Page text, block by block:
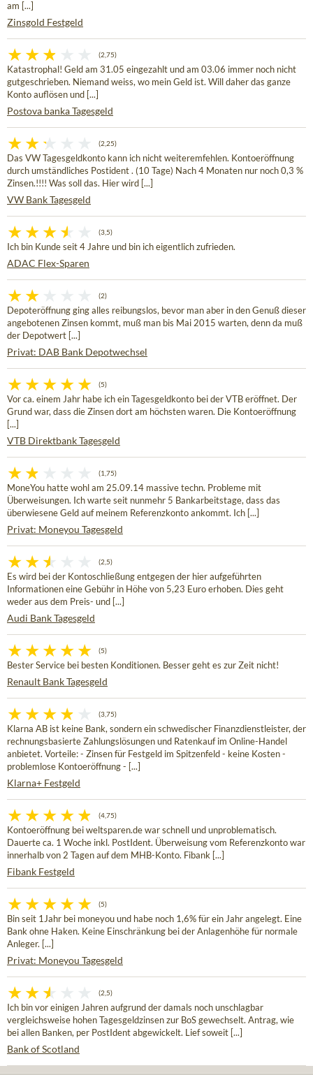
am [...]
Zinsgold Festgeld
(2,75)
Katastrophal! Geld am 31.05 eingezahlt und am 03.06 immer noch nicht
gutgeschrieben. Niemand weiss, wo mein Geld ist. Will daher das ganze
Konto auflösen und [...]
Postova banka Tagesgeld
(2,25)
Das VW Tagesgeldkonto kann ich nicht weiteremfehlen. Kontoeröffnung
durch umständliches Postident . (10 Tage) Nach 4 Monaten nur noch 0,3 %
Zinsen.!!!! Was soll das. Hier wird [...]
VW Bank Tagesgeld
(3,5)
Ich bin Kunde seit 4 Jahre und bin ich eigentlich zufrieden.
ADAC Flex-Sparen
(2)
Depoteröffnung ging alles reibungslos, bevor man aber in den Genuß dieser
angebotenen Zinsen kommt, muß man bis Mai 2015 warten, denn da muß
der Depotwert [...]
Privat: DAB Bank Depotwechsel
(5)
Vor ca. einem Jahr habe ich ein Tagesgeldkonto bei der VTB eröffnet. Der
Grund war, dass die Zinsen dort am höchsten waren. Die Kontoeröffnung
[...]
VTB Direktbank Tagesgeld
(1,75)
MoneYou hatte wohl am 25.09.14 massive techn. Probleme mit
Überweisungen. Ich warte seit nunmehr 5 Bankarbeitstage, dass das
überwiesene Geld auf meinem Referenzkonto ankommt. Ich [...]
Privat: Moneyou Tagesgeld
(2,5)
Es wird bei der Kontoschließung entgegen der hier aufgeführten
Informationen eine Gebühr in Höhe von 5,23 Euro erhoben. Dies geht
weder aus dem Preis- und [...]
Audi Bank Tagesgeld
(5)
Bester Service bei besten Konditionen. Besser geht es zur Zeit nicht!
Renault Bank Tagesgeld
(3,75)
Klarna AB ist keine Bank, sondern ein schwedischer Finanzdienstleister, der
rechnungsbasierte Zahlungslösungen und Ratenkauf im Online-Handel
anbietet. Vorteile: - Zinsen für Festgeld im Spitzenfeld - keine Kosten -
problemlose Kontoeröffnung - [...]
Klarna+ Festgeld
(4,75)
Kontoeröffnung bei weltsparen.de war schnell und unproblematisch.
Dauerte ca. 1 Woche inkl. PostIdent. Überweisung vom Referenzkonto war
innerhalb von 2 Tagen auf dem MHB-Konto. Fibank [...]
Fibank Festgeld
(5)
Bin seit 1Jahr bei moneyou und habe noch 1,6% für ein Jahr angelegt. Eine
Bank ohne Haken. Keine Einschränkung bei der Anlagenhöhe für normale
Anleger. [...]
Privat: Moneyou Tagesgeld
(2,5)
Ich bin vor einigen Jahren aufgrund der damals noch unschlagbar
vergleichsweise hohen Tagesgeldzinsen zur BoS gewechselt. Antrag, wie
bei allen Banken, per PostIdent abgewickelt. Lief soweit [...]
Bank of Scotland